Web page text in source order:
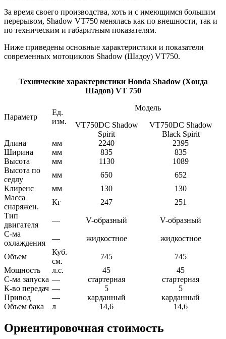
За время своего производства, хоть и с имеющимся большим
перерывом, Shadow VT750 менялась как по внешности, так и
по техническим и габаритным показателям.
Ниже приведены основные характеристики и показатели
современных мотоциклов Shadow (Шадоу) VT750.
Технические характеристики Honda Shadow (Хонда
Шадов) VT 750
Параметр
Ед.
изм.
Модель
VT750DC Shadow
Spirit
VT750DC Shadow
Black Spirit
Длина
мм 2240
2395
Ширина
мм 835
835
Высота
мм 1130
1089
Высота по
седлу
мм 650
652
Клиренс
мм 130
130
Масса
снаряжен.
Кг 247
251
Тип
двигателя
— V-образный
V-образный
С-ма
охлаждения
— жидкостное жидкостное
Объем
Куб.
см.
745
745
Мощность
л.с. 45
45
С-ма запуска — стартерная
стартерная
К-во передач — 5
5
Привод
— карданный
карданный
Объем бака
л 14,6 14,6
Ориентировочная стоимость